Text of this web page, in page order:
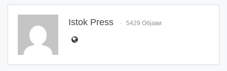
Istok Press 5429 Објави